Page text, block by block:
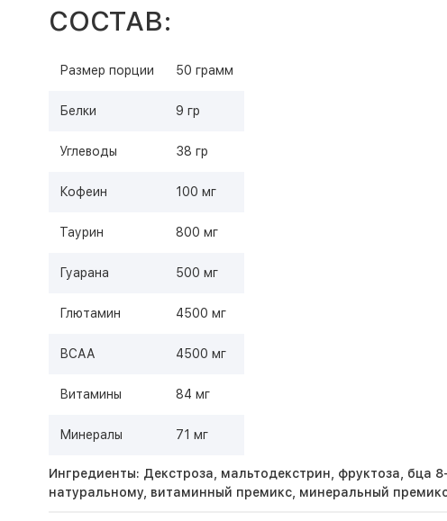
СОСТАВ:
Размер порции 50 грамм
Белки 9 гр
Углеводы 38 гр
Кофеин 100 мг
Таурин 800 мг
Гуарана 500 мг
Глютамин 4500 мг
ВСАА 4500 мг
Витамины 84 мг
Минералы 71 мг
Ингредиенты: Декстроза, мальтодекстрин, фруктоза, бца
натуральному, витаминный премикс, минеральный